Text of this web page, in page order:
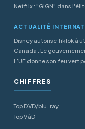
Netflix : "GIGN" dans
ACTUALITÉ
Disney autorise TikTok à
Canada : Le
L’UE donne son feu vert
CHIFFRES
Top DVD/blu-ray
Top VàD